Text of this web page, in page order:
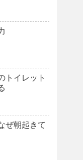
トイレット
ぜ朝起きて